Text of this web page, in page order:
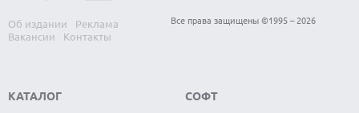
Об издании
Реклама
Вакансии
Контакты
Все права защищены ©1995 – 2026
КАТАЛОГ
СОФТ